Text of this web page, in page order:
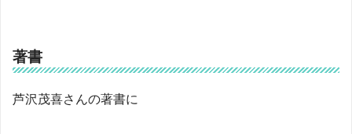
著書
芦沢茂喜さんの著書に